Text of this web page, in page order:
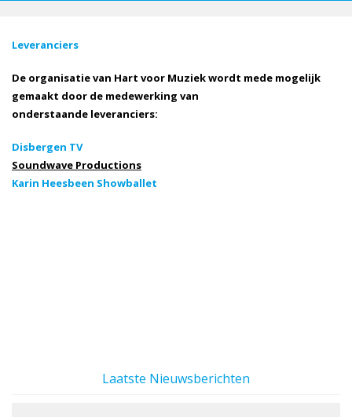
Leveranciers
De organisatie van Hart voor Muziek wordt mede mogelijk
gemaakt door de medewerking van
onderstaande leveranciers:
Disbergen TV
Soundwave Productions
Karin Heesbeen Showballet
Laatste Nieuwsberichten